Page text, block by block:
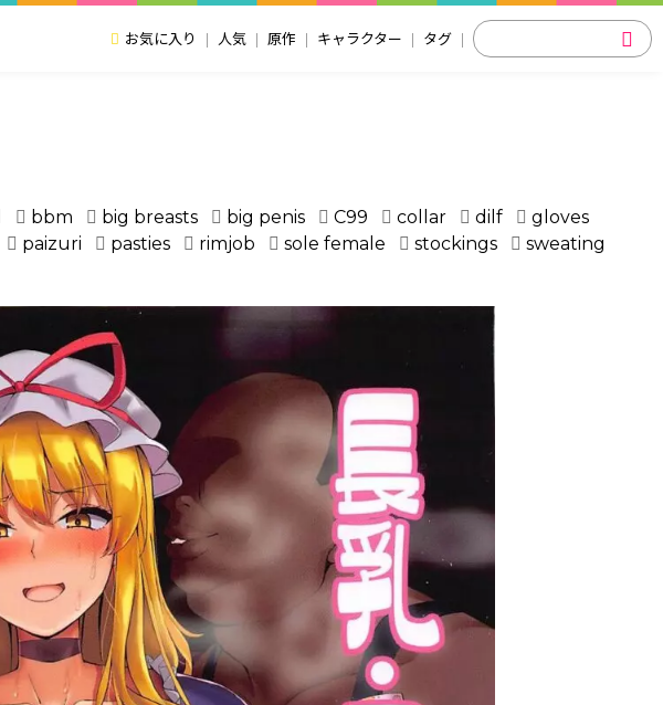
お気に入り 人気 原作 キャラクター タグ
bbm big breasts big penis C99 collar dilf
gloves
paizuri pasties rimjob sole female stockings
sweating